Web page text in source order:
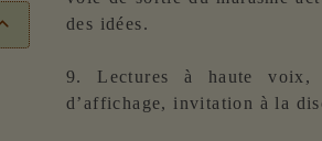
des idées.
9. Lectures à haute voix,
d’affichage, invitation à la